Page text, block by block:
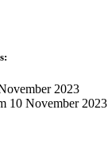
2023
10 November 2023